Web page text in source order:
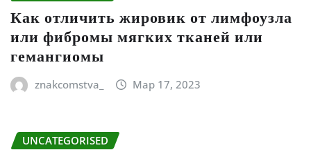
Как отличить жировик от лимфоузла
или фибромы мягких тканей или
гемангиомы
znakcomstva_ Мар 17, 2023
UNCATEGORISED